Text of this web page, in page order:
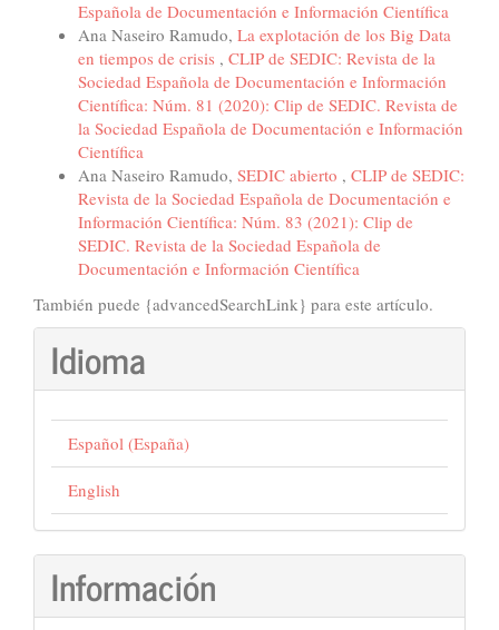
Española de Documentación e Información Científica
Ana Naseiro Ramudo, La explotación de los Big Data
en tiempos de crisis , CLIP de SEDIC: Revista de la
Sociedad Española de Documentación e Información
Científica: Núm. 81 (2020): Clip de SEDIC. Revista de
la Sociedad Española de Documentación e Información
Científica
Ana Naseiro Ramudo, SEDIC abierto , CLIP de SEDIC:
Revista de la Sociedad Española de Documentación e
Información Científica: Núm. 83 (2021): Clip de
SEDIC. Revista de la Sociedad Española de
Documentación e Información Científica
También puede {advancedSearchLink} para este artículo.
Idioma
Español (España)
English
Información